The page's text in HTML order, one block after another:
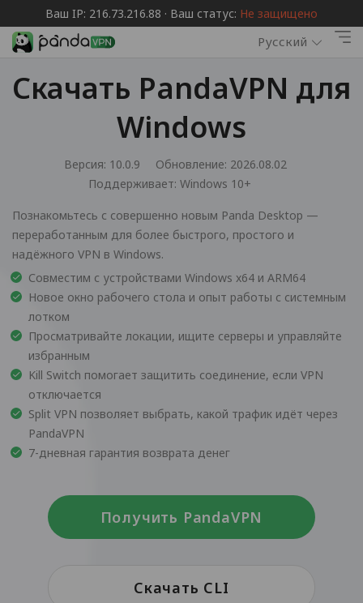
Ваш IP: 216.73.216.88 · Ваш статус: Не защищено
Русский
Скачать PandaVPN для
Windows
Версия: 10.0.9
Обновление: 2026.08.02
Поддерживает: Windows 10+
Познакомьтесь с совершенно новым Panda Desktop —
переработанным для более быстрого, простого и
надёжного VPN в Windows.
Совместим с устройствами Windows x64 и ARM64
Новое окно рабочего стола и опыт работы с системным
лотком
Просматривайте локации, ищите серверы и управляйте
избранным
Kill Switch помогает защитить соединение, если VPN
отключается
Split VPN позволяет выбрать, какой трафик идёт через
PandaVPN
7-дневная гарантия возврата денег
Получить PandaVPN
Скачать CLI